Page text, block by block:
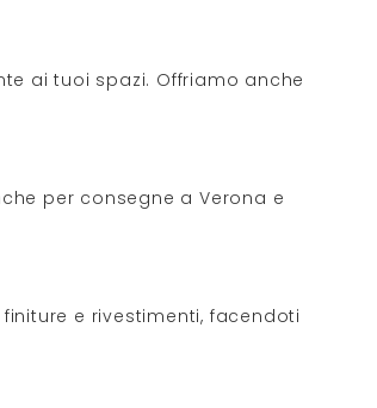
ai tuoi spazi. Offriamo anche
per consegne a Verona e
e rivestimenti, facendoti